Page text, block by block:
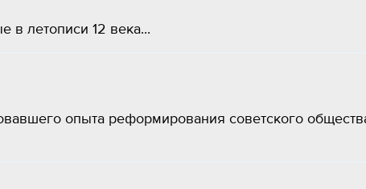
в летописи 12 века...
опыта реформирования советского